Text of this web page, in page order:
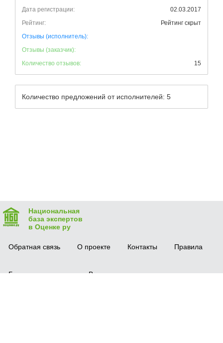
Дата регистрации:
02.03.2017
Рейтинг:
Рейтинг скрыт
Отзывы (исполнитель):
Отзывы (заказчик):
Количество отзывов:
15
Количество предложений от исполнителей: 5
Национальная
база экспертов
в Оценке ру
Обратная связь О проекте Контакты Правила
Безопасная сделка Вопрос-ответ